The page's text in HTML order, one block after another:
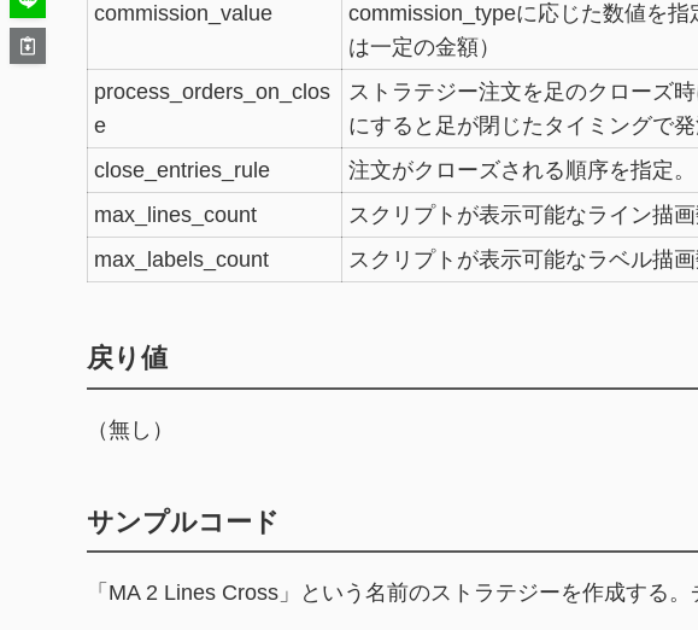
commission_value
commission_typeに応じた数値を指
は一定の金額）
process_orders_on_clos
e
ストラテジー注文を足のクローズ
にすると足が閉じたタイミングで発
close_entries_rule 注文がクローズされる順序を指定。
max_lines_count
スクリプトが表示可能なライン描
max_labels_count
スクリプトが表示可能なラベル描
戻り値
（無し）
サンプルコード
「MA 2 Lines Cross」という名前のストラテジーを作成する。